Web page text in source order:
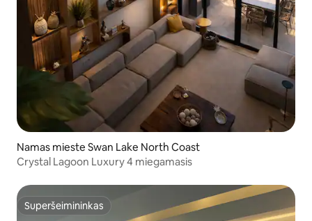
Namas mieste Swan Lake North Coast
Crystal Lagoon Luxury 4 miegamasis
Superšeimininkas
Superšeimininkas